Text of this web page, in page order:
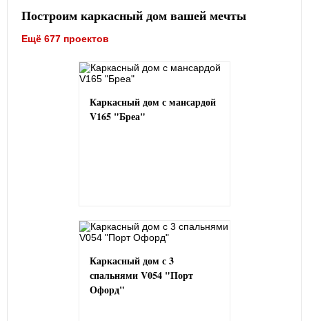
Построим каркасный дом вашей мечты
Ещё 677 проектов
Каркасный дом с мансардой
V165 "Бреа"
Каркасный дом с 3
спальнями V054 "Порт
Офорд"